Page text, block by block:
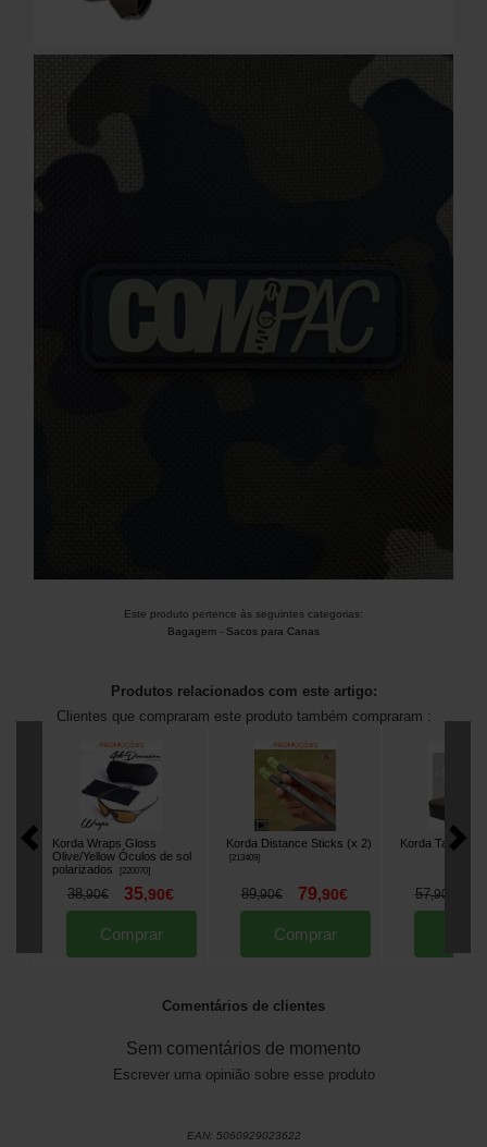
Este produto pertence às seguintes categorias:
Bagagem - Sacos para Canas
Produtos relacionados com este artigo:
Clientes que compraram este produto também compraram :
Korda Wraps Gloss
Olive/Yellow Óculos de sol
polarizados
[220070]
38,90€ 35,90€
Comprar
Korda Distance Sticks (x 2)
[213409]
89,90€ 79,90€
Comprar
Korda Tackle
57,90
Comentários de clientes
Sem comentários de momento
Escrever uma opinião sobre esse produto
EAN: 5060929023622